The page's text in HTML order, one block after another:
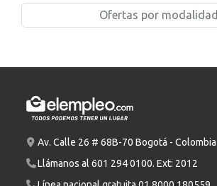
Ofertas por modalidad
Av. Calle 26 # 68B-70 Bogotá - Colombia
Llámanos al 601 294 0100. Ext: 2012